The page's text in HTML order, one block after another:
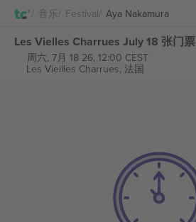
音乐 Festival Aya Nakamura
Les Vielles Charrues July 18 张门票
周六, 7月 18 26, 12:00 CEST
Les Vieilles Charrues, 法国